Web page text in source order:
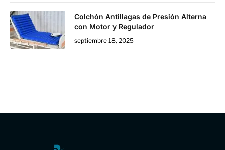
Colchón Antillagas de Presión Alterna
con Motor y Regulador
septiembre 18, 2025